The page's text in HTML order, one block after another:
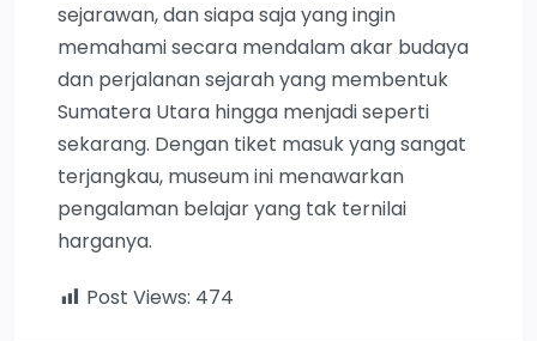
sejarawan, dan siapa saja yang ingin
memahami secara mendalam akar budaya
dan perjalanan sejarah yang membentuk
Sumatera Utara hingga menjadi seperti
sekarang. Dengan tiket masuk yang sangat
terjangkau, museum ini menawarkan
pengalaman belajar yang tak ternilai
harganya.
Post Views: 474